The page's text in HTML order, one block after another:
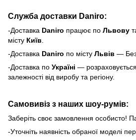
Служба доставки Daniro:
-Доставка Daniro працює по Львову
місту Київ.
-Доставка Daniro по місту Львів —
-Доставка по Україні —
залежності від виробу та регіону.
Самовивіз з наших шоу-румів:
Заберіть своє замовлення особисто!
-Уточніть наявність обраної моделі